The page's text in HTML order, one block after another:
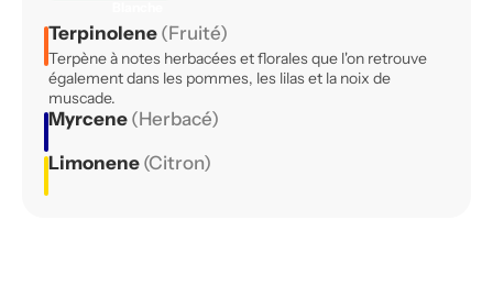
Terpinolene (Fruité)
Terpène à notes herbacées et florales que l'on retrouve
également dans les pommes, les lilas et la noix de
muscade.
Myrcene (Herbacé)
Limonene (Citron)